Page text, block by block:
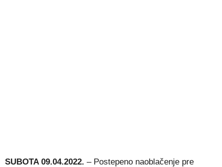
SUBOTA 09.04.2022. – Postepeno naoblačenje pre